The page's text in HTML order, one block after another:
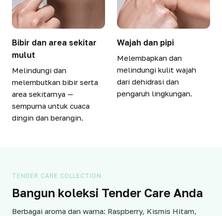
Bibir dan area sekitar
mulut
Melindungi dan
melembutkan bibir serta
area sekitarnya —
sempurna untuk cuaca
dingin dan berangin.
Wajah dan pipi
Melembapkan dan
melindungi kulit wajah
dari dehidrasi dan
pengaruh lingkungan.
TENDER CARE COLLECTION
Bangun koleksi Tender Care Anda
Berbagai aroma dan warna: Raspberry, Kismis Hitam,